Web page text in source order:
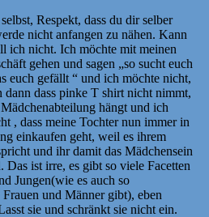
Respekt, dass du dir selber
nicht anfangen zu nähen. Kann
ich nicht. Ich möchte mit meinen
gehen und sagen „so sucht euch
euch gefällt “ und ich möchte nicht,
dann dass pinke T shirt nicht nimmt,
hängt und ich
, dass meine Tochter nun immer in
einkaufen geht, weil es ihrem
und ihr damit das Mädchensein
Das ist irre, es gibt so viele Facetten
Jungen(wie es auch so
und Männer gibt), eben
sie und schränkt sie nicht ein.